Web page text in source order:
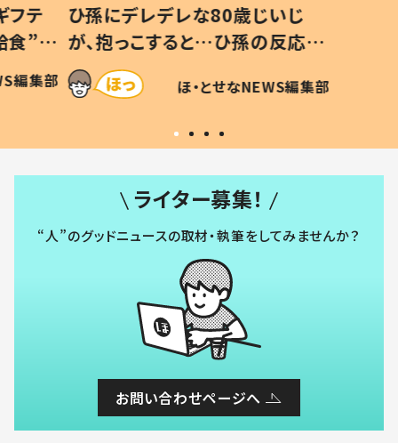
フテ
食”を
の親
編集部
ひ孫にデレデレな80歳じいじ
が、抱っこすると…ひ孫の反応に
「涙が出ました」「可愛くて仕方な
い」
ほ・とせなNEWS編集部
ライター募集！
“人”のグッドニュースの取材・執筆をしてみませんか？
お問い合わせページへ